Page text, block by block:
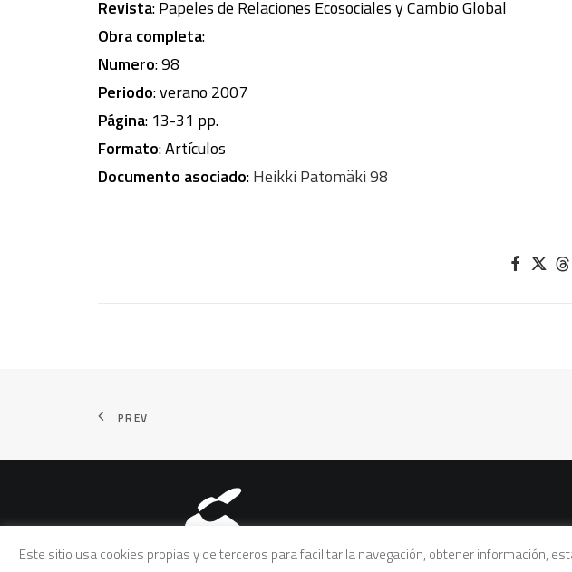
Revista: Papeles de Relaciones Ecosociales y Cambio Global
Obra completa:
Numero: 98
Periodo: verano 2007
Página: 13-31 pp.
Formato: Artículos
Documento asociado:Heikki Patomäki 98
PREV
Aviso legal|Política de privacidad|Política de cookies|
Este sitio usa cookies propias y de terceros para facilitar la navegación, obtener información,